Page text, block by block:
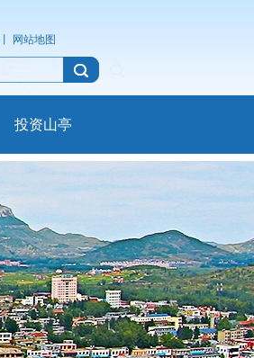
网站地图
投资山亭